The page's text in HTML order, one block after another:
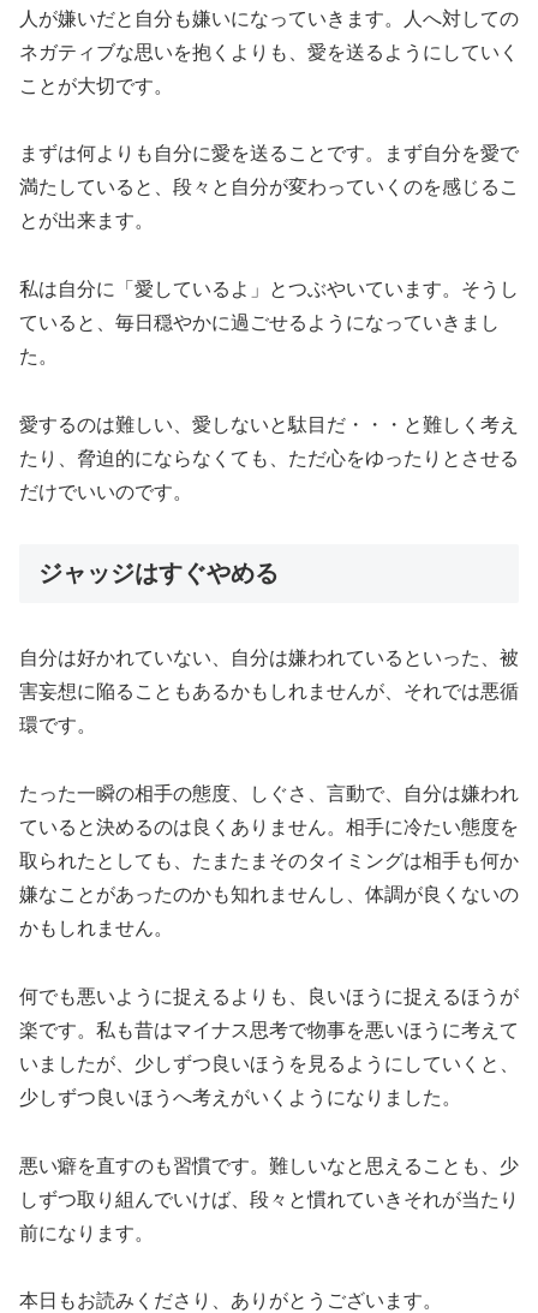
人が嫌いだと自分も嫌いになっていきます。人へ対しての
ネガティブな思いを抱くよりも、愛を送るようにしていく
ことが大切です。
まずは何よりも自分に愛を送ることです。まず自分を愛で
満たしていると、段々と自分が変わっていくのを感じるこ
とが出来ます。
私は自分に「愛しているよ」とつぶやいています。そうし
ていると、毎日穏やかに過ごせるようになっていきまし
た。
愛するのは難しい、愛しないと駄目だ・・・と難しく考え
たり、脅迫的にならなくても、ただ心をゆったりとさせる
だけでいいのです。
ジャッジはすぐやめる
自分は好かれていない、自分は嫌われているといった、被
害妄想に陥ることもあるかもしれませんが、それでは悪循
環です。
たった一瞬の相手の態度、しぐさ、言動で、自分は嫌われ
ていると決めるのは良くありません。相手に冷たい態度を
取られたとしても、たまたまそのタイミングは相手も何か
嫌なことがあったのかも知れませんし、体調が良くないの
かもしれません。
何でも悪いように捉えるよりも、良いほうに捉えるほうが
楽です。私も昔はマイナス思考で物事を悪いほうに考えて
いましたが、少しずつ良いほうを見るようにしていくと、
少しずつ良いほうへ考えがいくようになりました。
悪い癖を直すのも習慣です。難しいなと思えることも、少
しずつ取り組んでいけば、段々と慣れていきそれが当たり
前になります。
本日もお読みくださり、ありがとうございます。